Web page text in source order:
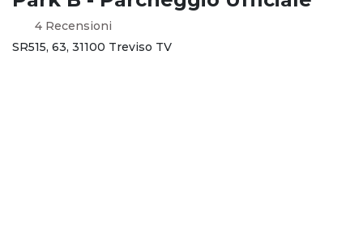
4 Recensioni
SR515, 63, 31100 Treviso TV